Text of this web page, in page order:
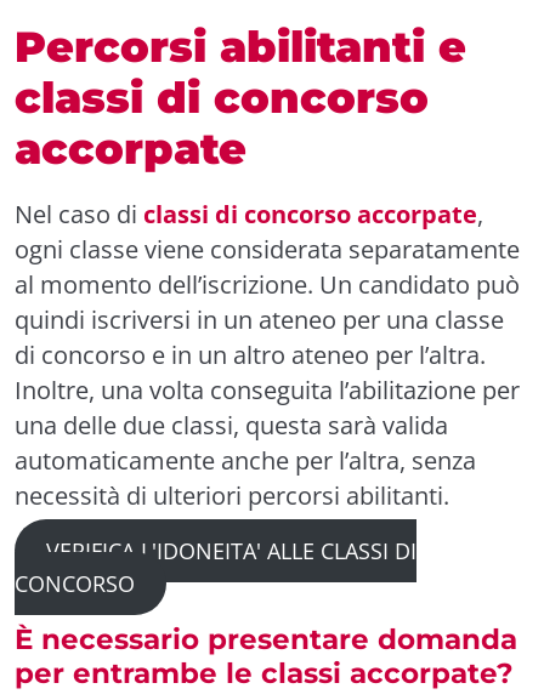
Percorsi abilitanti e
classi di concorso
accorpate
Nel caso di classi di concorso accorpate,
ogni classe viene considerata separatamente
al momento dell’iscrizione. Un candidato può
quindi iscriversi in un ateneo per una classe
di concorso e in un altro ateneo per l’altra.
Inoltre, una volta conseguita l’abilitazione per
una delle due classi, questa sarà valida
automaticamente anche per l’altra, senza
necessità di ulteriori percorsi abilitanti.
VERIFICA L'IDONEITA' ALLE CLASSI DI
CONCORSO
È necessario presentare domanda
per entrambe le classi accorpate?